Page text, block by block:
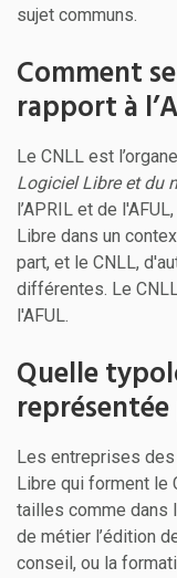
sujet communs.
Comment
rapport à
Le CNLL est
Logiciel Libre et du
l’APRIL et de
Libre dans un
part, et le CNLL,
différentes. Le
l'AFUL.
Quelle
représentée
Les entreprises
Libre qui forment le
tailles comme dans
de métier l’édition
conseil, ou la